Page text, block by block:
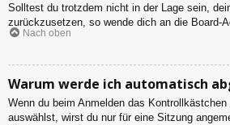
Solltest du trotzdem nicht in der Lage sein,
zurückzusetzen, so wende dich an die Board-
Nach oben
Warum werde ich automatisch
Wenn du beim Anmelden das Kontrollkästchen
auswählst, wirst du nur für eine Sitzung